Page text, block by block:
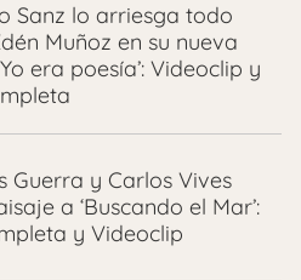
Sanz lo arriesga todo
Muñoz en su nueva
era poesía’: Videoclip y
Guerra y Carlos Vives
a ‘Buscando el Mar’:
y Videoclip